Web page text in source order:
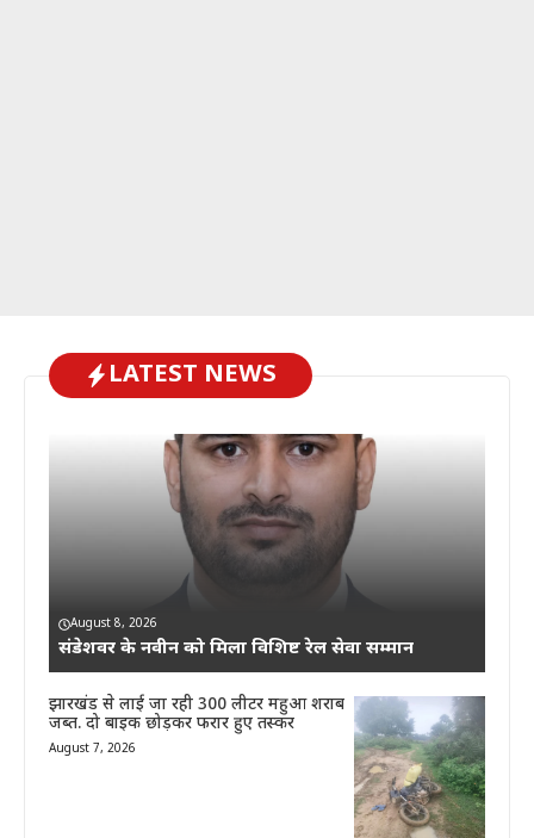
LATEST NEWS
August 8, 2026
संडेशवर के नवीन को मिला विशिष्ट रेल सेवा सम्मान
झारखंड से लाई जा रही 300 लीटर महुआ शराब
जब्त. दो बाइक छोड़कर फरार हुए तस्कर
August 7, 2026